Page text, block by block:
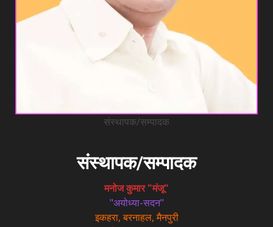
संस्थापक/सम्पादक
संस्थापक/सम्पादक
मनोज कुमार "मंजू"
"अयोध्या-सदन"
इकहरा, बरनाहल, मैनपुरी